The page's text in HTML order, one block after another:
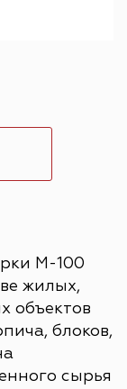
М-100
жилых,
объектов
блоков,
сырья